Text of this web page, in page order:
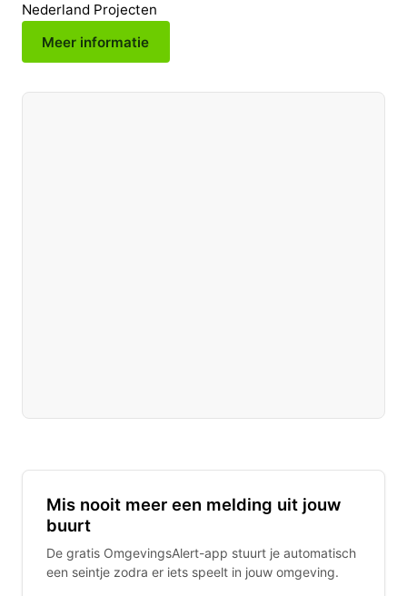
Nederland Projecten
Meer informatie
Mis nooit meer een melding uit jouw
buurt
De gratis OmgevingsAlert-app stuurt je automatisch
een seintje zodra er iets speelt in jouw omgeving.